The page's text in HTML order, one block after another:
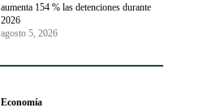
aumenta 154 % las detenciones durante
2026
agosto 5, 2026
Economía